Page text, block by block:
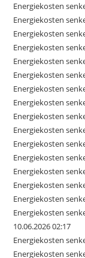
Energiekosten
Energiekosten
Energiekosten
Energiekosten
Energiekosten
Energiekosten
Energiekosten
Energiekosten
Energiekosten
Energiekosten
Energiekosten
Energiekosten
Energiekosten
Energiekosten
Energiekosten
Energiekosten
10.06.2026 02:17
Energiekosten
Energiekosten